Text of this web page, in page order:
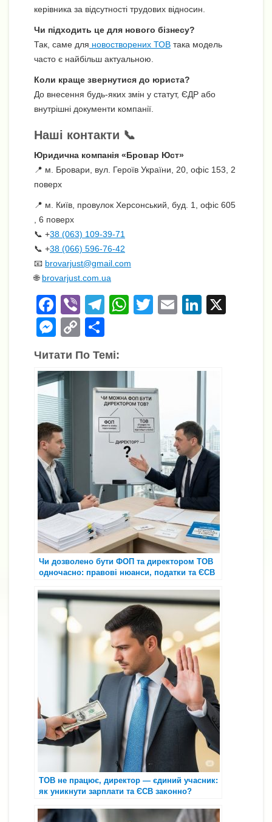
керівника за відсутності трудових відносин.
Чи підходить це для нового бізнесу?
Так, саме для новостворених ТОВ така модель
часто є найбільш актуальною.
Коли краще звернутися до юриста?
До внесення будь-яких змін у статут, ЄДР або
внутрішні документи компанії.
Наші контакти 📞
Юридична компанія «Бровар Юст»
📍 м. Бровари, вул. Героїв України, 20, офіс 153, 2
поверх
📍 м. Київ, провулок Херсонський, буд. 1, офіс 605
, 6 поверх
📞 +38 (063) 109-39-71
📞 +38 (066) 596-76-42
📧 brovarjust@gmail.com
🌐 brovarjust.com.ua
F
a
c
e
b
o
o
k
Vi
b
er
T
gr
a
m
W
A
p
p
T
E
Li
dI
M
ss
e
n
g
er
C
o
p
о
ді
л
и
т
и
я
Читати По Темі:
Чи дозволено бути ФОП та директором ТОВ
одночасно: правові нюанси, податки та ЄСВ
ТОВ не працює, директор — єдиний учасник:
як уникнути зарплати та ЄСВ законно?